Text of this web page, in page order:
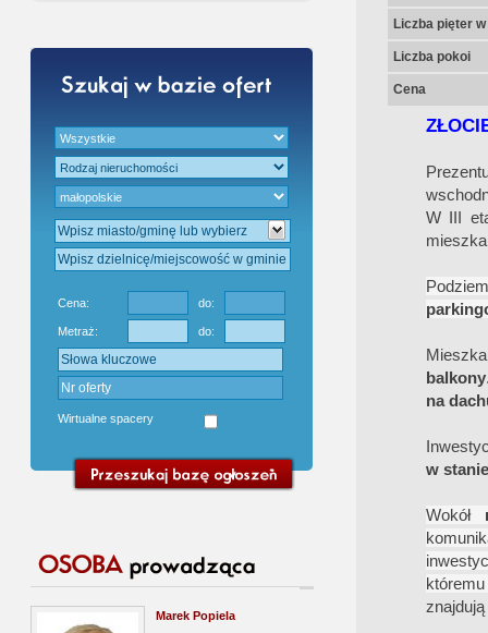
Cena: do:
Metraż: do:
Wirtualne spacery
Marek Popiela
Liczba pięter
Liczba pokoi
Cena
W III
balkony
na
w
Wokół